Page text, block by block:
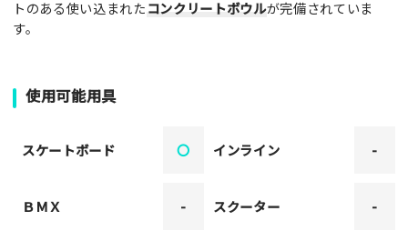
トのある使い込まれたコンクリートボウルが完備されていま
す。
使用可能用具
スケートボード 〇 インライン -
ＢＭＸ - スクーター -